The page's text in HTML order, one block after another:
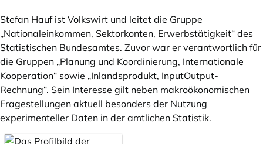
Stefan Hauf ist Volkswirt und leitet die Gruppe
„Nationaleinkommen, Sektor­konten, Erwerbstätigkeit“ des
Statistischen Bundesamtes. Zuvor war er verantwortlich für
die Grup­pen „Planung und Koordinierung, Internationale
Kooperation“ sowie „Inlandsprodukt, Input­Output­
Rechnung“. Sein Interesse gilt neben makroökonomischen
Frage­stellungen aktuell besonders der Nutzung
experimenteller Daten in der amtlichen Statistik.